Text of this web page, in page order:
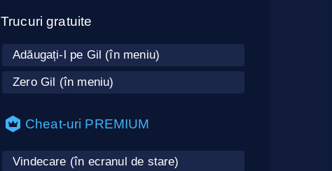
Trucuri gratuite
Adăugați-l pe Gil (în meniu)
Zero Gil (în meniu)
Cheat-uri PREMIUM
Vindecare (în ecranul de stare)